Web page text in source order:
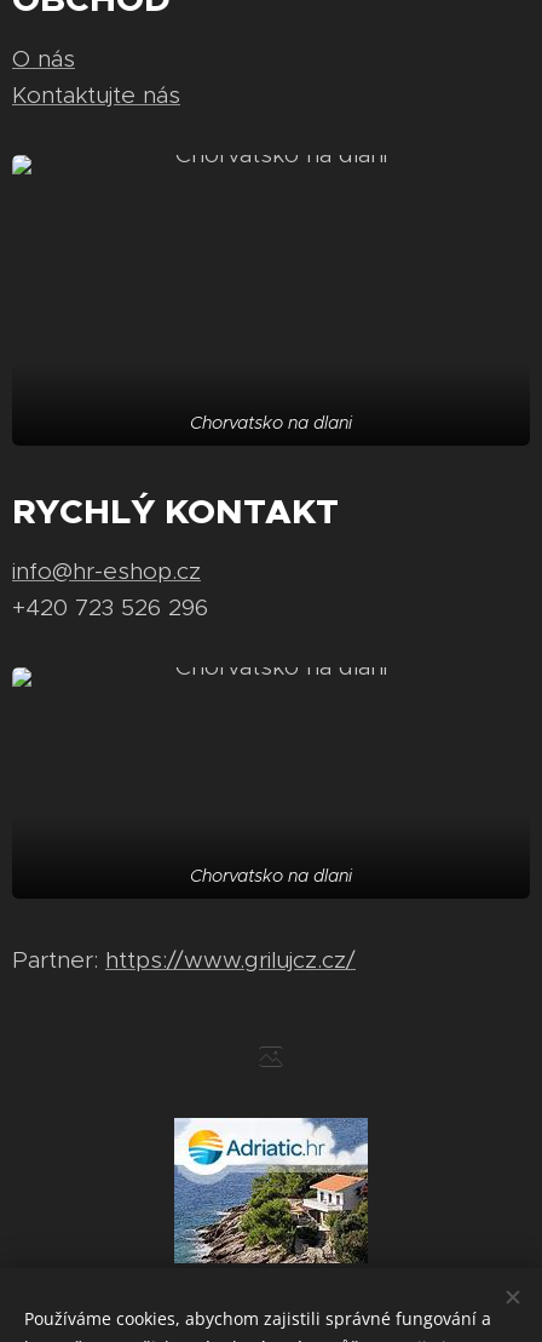
O nás
Kontaktujte nás
Chorvatsko na dlani
RYCHLÝ KONTAKT
info@hr-eshop.cz
+420 723 526 296
Chorvatsko na dlani
Partner: https://www.grilujcz.cz/
Používáme cookies, abychom zajistili správné fungování a